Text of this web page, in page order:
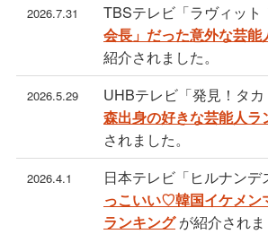
2026.7.31 TBSテレビ「ラヴィット
会長」だった意外な芸能
紹介されました。
2026.5.29 UHBテレビ「発見！タカ
森出身の好きな芸能人ラ
されました。
2026.4.1 日本テレビ「ヒルナンデ
っこいい♡韓国イケメン
ランキング が紹介されま